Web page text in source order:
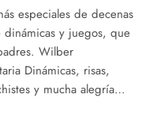
especiales de decenas
y juegos, que
Wilber
Dinámicas, risas,
y mucha alegría…